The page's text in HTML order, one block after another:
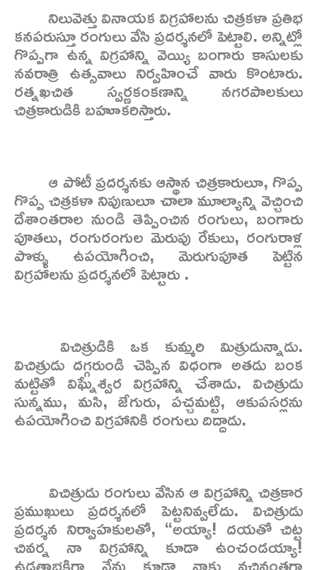
నిలువెత్తు వినాయక విగ్రహాలను చిత్రకళా ప్రతిభ
కనపరుస్తూ రంగులు వేసి ప్రదర్శనలో పెట్టాలి. అన్నిట్లో
గొప్పగా ఉన్న విగ్రహాన్ని వెయ్యి బంగారు కాసులకు
నవరాత్రి ఉత్సవాలు నిర్వహించే వారు కొంటారు.
రత్నఖచిత స్వర్ణకంకణాన్ని నగరపాలకులు
చిత్రకారుడికి బహూకరిస్తారు.
ఆ పోటీ ప్రదర్శనకు ఆస్థాన చిత్రకారులూ, గొప్ప
గొప్ప చిత్రకళా నిపుణులూ చాలా మూల్యాన్ని వెచ్చించి
దేశాంతరాల నుండి తెప్పించిన రంగులు, బంగారు
పూతలు, రంగురంగుల మెరుపు రేకులు, రంగురాళ్ల
పొళ్ళు ఉపయోగించి, మెరుగుపూత పెట్టిన
విగ్రహాలను ప్రదర్శనలో పెట్టారు .
విచిత్రుడికి ఒక కుమ్మరి మిత్రుడున్నాడు.
విచిత్రుడు దగ్గరుండి చెప్పిన విధంగా అతడు బంక
మట్టితో విఘ్నేశ్వర విగ్రహాన్ని చేశాడు. విచిత్రుడు
సున్నము, మసి, జేగురు, పచ్చమట్టి, ఆకుపసర్లను
ఉపయోగించి విగ్రహానికి రంగులు దిద్దాడు.
విచిత్రుడు రంగులు వేసిన ఆ విగ్రహాన్ని చిత్రకార
ప్రముఖులు ప్రదర్శనలో పెట్టనివ్వలేదు. విచిత్రుడు
ప్రదర్శన నిర్వాహకులతో, “అయ్యా! దయతో చిట్ట
చివర్న నా విగ్రహాన్ని కూడా ఉంచండయ్యా!